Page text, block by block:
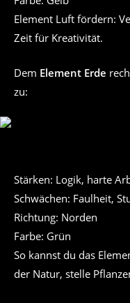
Element Luft fördern:
Zeit für Kreativität.
Dem Element Erde
zu:
Stärken: Logik, harte
Schwächen: Faulheit,
Richtung: Norden
Farbe: Grün
So kannst du das
der Natur, stelle